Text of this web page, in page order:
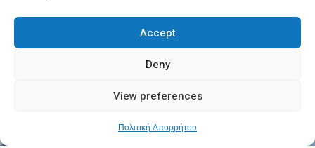
Accept
Deny
View preferences
Πολιτική Απορρήτου
Copyright © 2026 EEBMB